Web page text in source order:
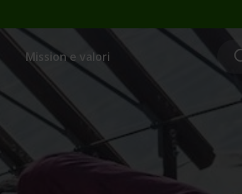
Mission e valori